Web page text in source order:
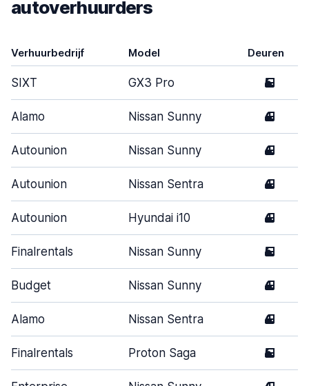
autoverhuurders
Verhuurbedrijf Model Deuren
SIXT GX3 Pro 5
Alamo Nissan Sunny 4
Autounion Nissan Sunny 4
Autounion Nissan Sentra 4
Autounion Hyundai i10 4
Finalrentals Nissan Sunny 5
Budget Nissan Sunny 4
Alamo Nissan Sentra 4
Finalrentals Proton Saga 5